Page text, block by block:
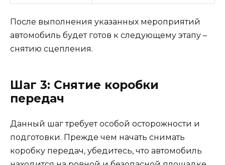
После выполнения указанных мероприятий
автомобиль будет готов к следующему этапу –
снятию сцепления.
Шаг 3: Снятие коробки
передач
Данный шаг требует особой осторожности и
подготовки. Прежде чем начать снимать
коробку передач, убедитесь, что автомобиль